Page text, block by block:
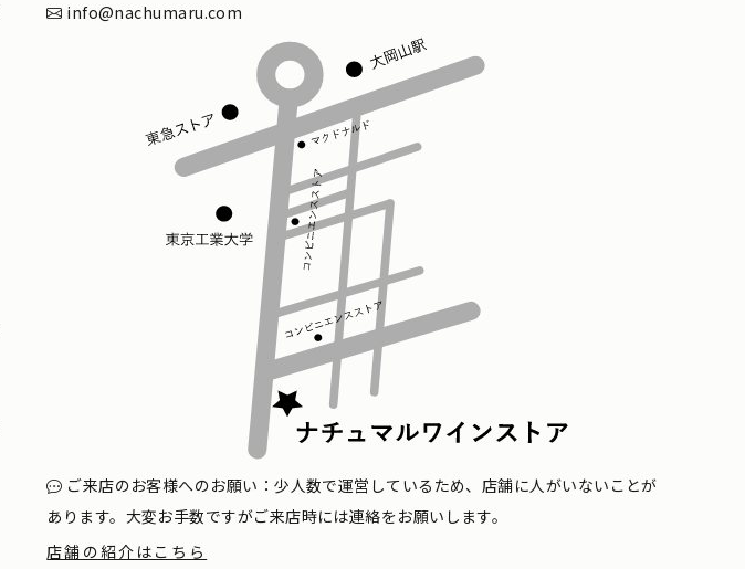
info@nachumaru.com
ご来店のお客様へのお願い：少人数で運営しているため、店舗に人がいないことが
あります。大変お手数ですがご来店時には連絡をお願いします。
店舗の紹介はこちら